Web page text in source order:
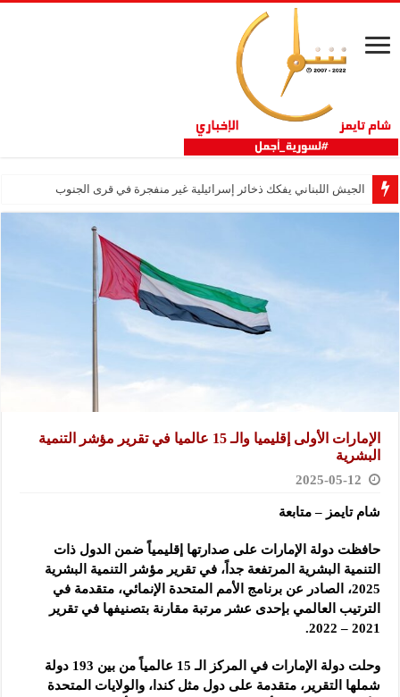
الجيش اللبناني يفكك ذخائر إسرائيلية غير منفجرة في قرى الجنوب
الإمارات الأولى إقليميا والـ 15 عالميا في تقرير مؤشر التنمية
البشرية
2025-05-12
شام تايمز – متابعة
حافظت دولة الإمارات على صدارتها إقليمياً ضمن الدول ذات
التنمية البشرية المرتفعة جداً، في تقرير مؤشر التنمية البشرية
2025، الصادر عن برنامج الأمم المتحدة الإنمائي، متقدمة في
الترتيب العالمي بإحدى عشر مرتبة مقارنة بتصنيفها في تقرير
2021 – 2022.
وحلت دولة الإمارات في المركز الـ 15 عالمياً من بين 193 دولة
شملها التقرير، متقدمة على دول مثل كندا، والولايات المتحدة